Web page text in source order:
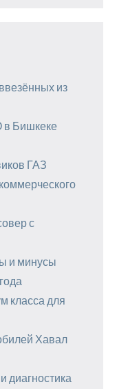
из
Бишкеке
ГАЗ
с
и минусы
класса для
Хавал
диагностика